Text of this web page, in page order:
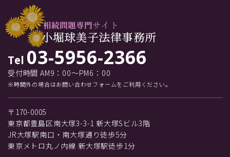
Tel 03-5956-2366
受付時間 AM9：00～PM6：00
※時間外の場合はお問い合わせフォームをご利用ください。
〒170-0005
東京都豊島区南大塚3-3-1 新大塚Sビル3階
JR大塚駅南口・南大塚通り徒歩5分
東京メトロ丸ノ内線 新大塚駅徒歩1分